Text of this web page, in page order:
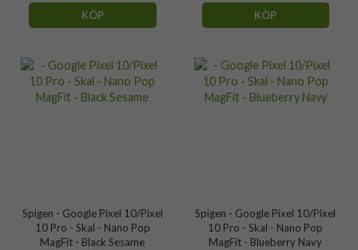
KÖP KÖP
Spigen - Google Pixel 10/Pixel
10 Pro - Skal - Nano Pop
MagFit - Black Sesame
Spigen - Google Pixel 10/Pixel
10 Pro - Skal - Nano Pop
MagFit - Blueberry Navy